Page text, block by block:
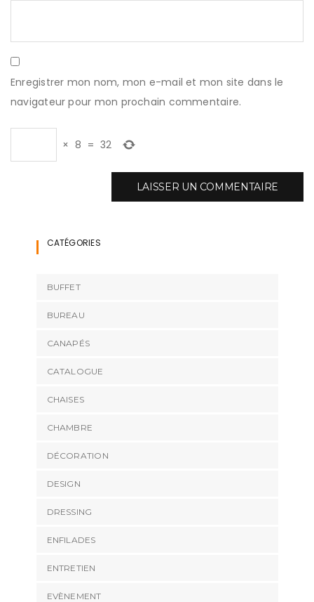
Enregistrer mon nom, mon e-mail et mon site dans le
navigateur pour mon prochain commentaire.
× 8 = 32
CATÉGORIES
BUFFET
BUREAU
CANAPÉS
CATALOGUE
CHAISES
CHAMBRE
DÉCORATION
DESIGN
DRESSING
ENFILADES
ENTRETIEN
EVÈNEMENT